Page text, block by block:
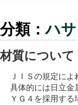
分類：ハ
材質について
ＪＩＳの規定に
具体的には日立金
ＹＧ４を採用す